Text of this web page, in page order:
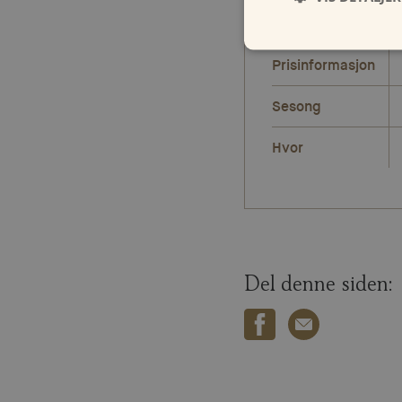
Prisinformasjon
Sesong
Hvor
Del denne siden: